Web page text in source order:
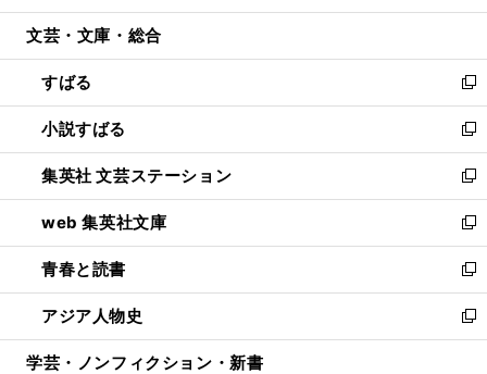
開
ウ
開
く
ン
ウ
で
開
く
ウ
ン
ド
ウ
で
開
く
文芸・文庫・総合
すばる
新
し
い
ウ
ィ
ン
ド
ウ
で
開
く
小説すばる
新
し
い
ウ
ィ
ン
ド
ウ
で
開
集英社 文芸ステーション
新
し
い
ウ
ィ
ン
ド
ウ
web 集英社文庫
新
し
い
ウ
ィ
ン
青春と読書
新
し
い
ウ
アジア人物史
新
し
学芸・ノンフィクション・新書